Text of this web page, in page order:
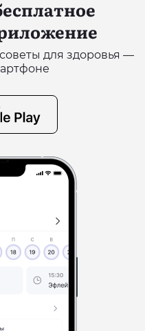
для здоровья —